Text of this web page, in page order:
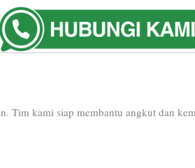
Tim kami siap membantu angkut dan